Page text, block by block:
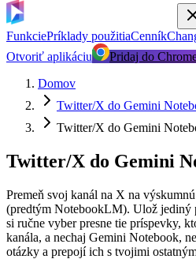
FunkciePríklady použitiaCenník
Otvoriť aplikáciu
Pridaj do
Domov
Twitter/X do Gemini
Twitter/X do Gemini
Twitter/X do Gemini
Premeň svoj kanál na X na
(predtým NotebookLM). Ulož jediný
si ručne vyber presne tie príspevky,
kanála, a nechaj Gemini Notebook,
otázky a prepojí ich s tvojimi